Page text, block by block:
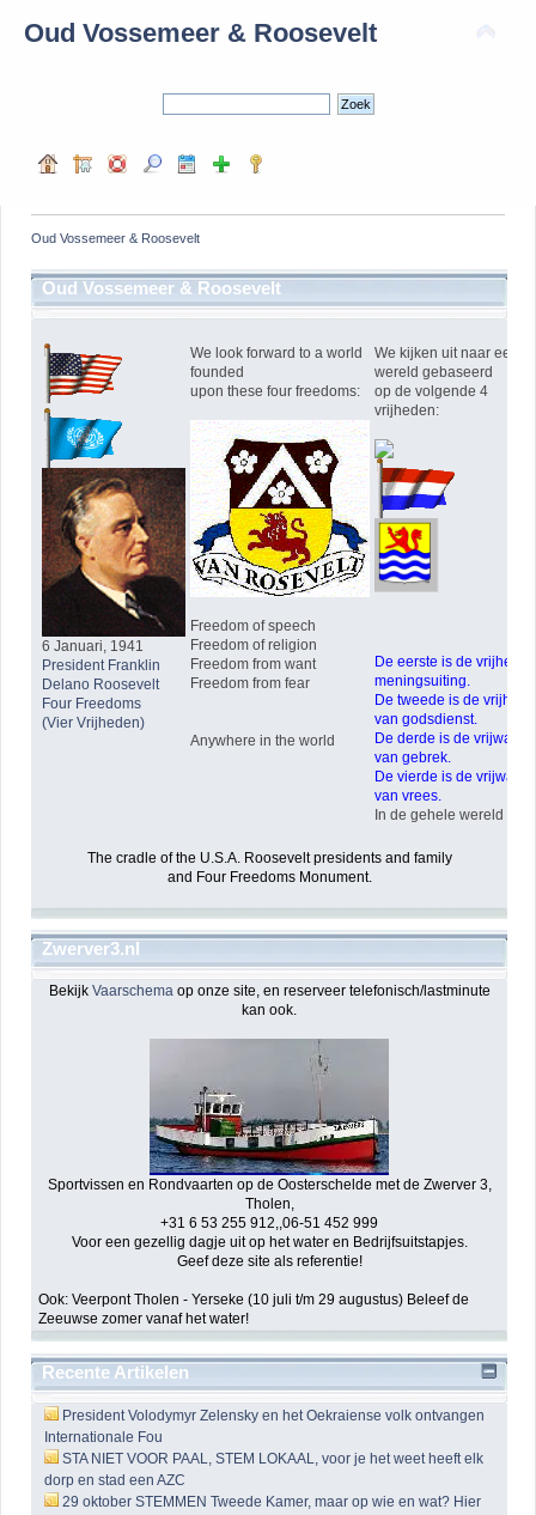
Oud Vossemeer & Roosevelt
Oud Vossemeer & Roosevelt
Oud Vossemeer & Roosevelt
6 Januari, 1941
President Franklin
Delano Roosevelt
Four Freedoms
(Vier Vrijheden)
We look forward to a world
founded
upon these four freedoms:
Freedom of speech
Freedom of religion
Freedom from want
Freedom from fear
Anywhere in the world
We kijken uit naar een
wereld gebaseerd
op de volgende 4
vrijheden:
De eerste is de vrijheid
meningsuiting.
De tweede is de vrijheid
van godsdienst.
De derde is de
van gebrek.
De vierde is de
van vrees.
In de gehele wereld !
The cradle of the U.S.A. Roosevelt presidents and family
and Four Freedoms Monument.
Zwerver3.nl
Bekijk Vaarschema op onze site, en reserveer telefonisch/lastminute
kan ook.
Sportvissen en Rondvaarten op de Oosterschelde met de Zwerver 3,
Tholen,
+31 6 53 255 912,,06-51 452 999
Voor een gezellig dagje uit op het water en Bedrijfsuitstapjes.
Geef deze site als referentie!
Ook: Veerpont Tholen - Yerseke (10 juli t/m 29 augustus) Beleef de
Zeeuwse zomer vanaf het water!
Recente Artikelen
President Volodymyr Zelensky en het Oekraiense volk ontvangen
Internationale Fou
STA NIET VOOR PAAL, STEM LOKAAL, voor je het weet heeft elk
dorp en stad een AZC
29 oktober STEMMEN Tweede Kamer, maar op wie en wat? Hier